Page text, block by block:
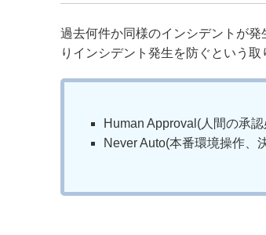
過去何件か同様のインシデントが
りインシデント発生を防ぐという
Human Approval(人間の承
Never Auto(本番環境操作、